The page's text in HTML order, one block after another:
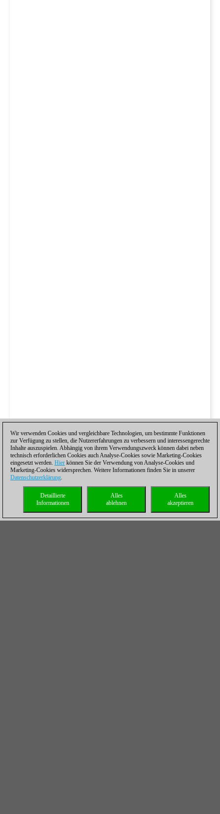
Wir verwenden Cookies und vergleichbare Technologien, um bestimmte Funktionen
zur Verfügung zu stellen, die Nutzererfahrungen zu verbessern und interessengerechte
Inhalte auszuspielen. Abhängig von ihrem Verwendungszweck können dabei neben
technisch erforderlichen Cookies auch Analyse-Cookies sowie Marketing-Cookies
eingesetzt werden. Hier können Sie der Verwendung von Analyse-Cookies und
Marketing-Cookies widersprechen. Weitere Informationen finden Sie in unserer
Datenschutzerklärung.
Alles
akzeptieren
Alles
ablehnen
Detaillierte
Informationen